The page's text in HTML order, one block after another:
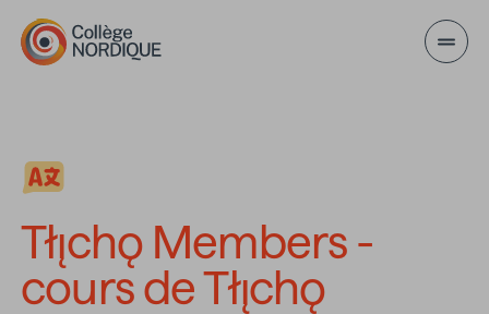
Aller au contenu principal
Tłı̨chǫ Members -
Tłı̨chǫ Members -
cours de Tłı̨chǫ